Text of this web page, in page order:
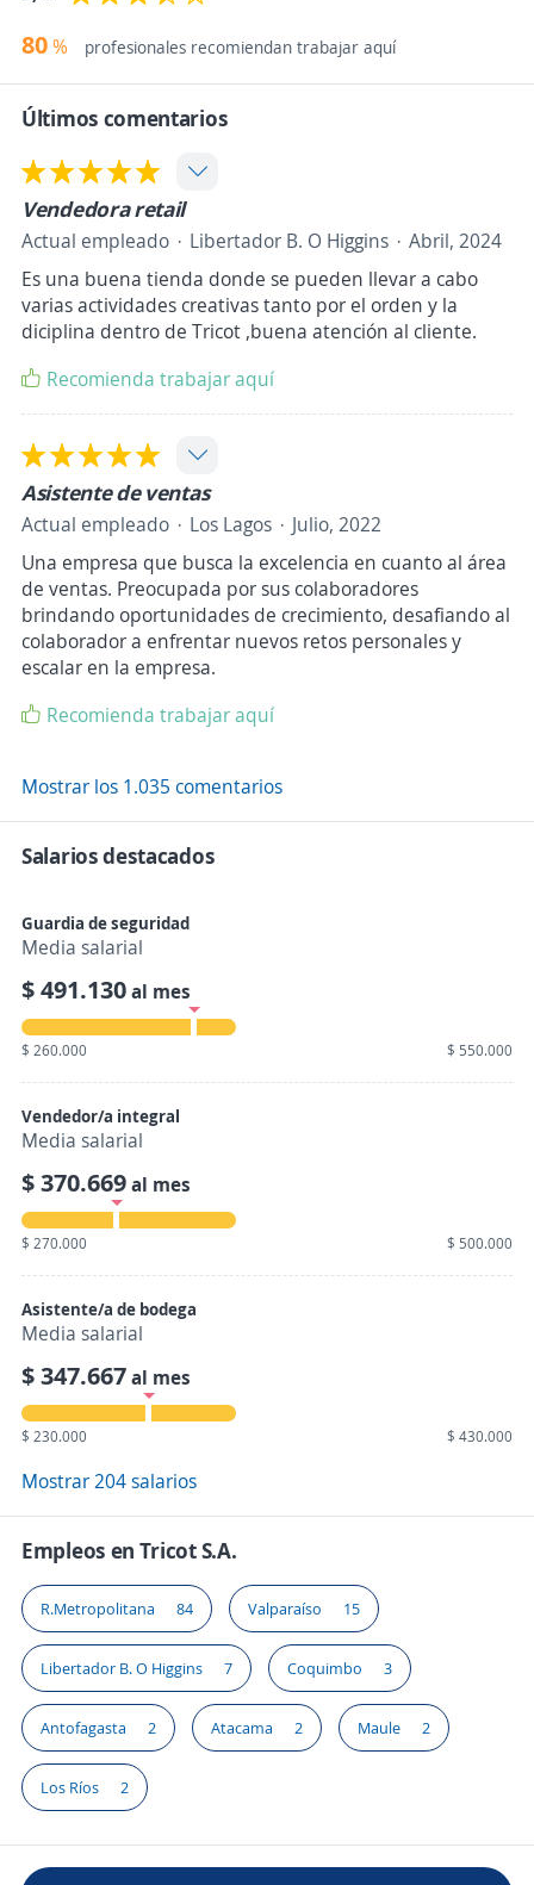
80% profesionales recomiendan trabajar aquí
Últimos comentarios
Vendedora retail
Actual empleado Libertador B. O Higgins
Abril, 2024
Es una buena tienda donde se pueden llevar a cabo
varias actividades creativas tanto por el orden y la
diciplina dentro de Tricot ,buena atención al cliente.
Recomienda trabajar aquí
Asistente de ventas
Actual empleado Los Lagos
Julio, 2022
Una empresa que busca la excelencia en cuanto al área
de ventas. Preocupada por sus colaboradores
brindando oportunidades de crecimiento, desafiando al
colaborador a enfrentar nuevos retos personales y
escalar en la empresa.
Recomienda trabajar aquí
Mostrar los 1.035 comentarios
Salarios destacados
Guardia de seguridad
Media salarial
$ 491.130al mes
$ 260.000 $ 550.000
Vendedor/a integral
Media salarial
$ 370.669al mes
$ 270.000 $ 500.000
Asistente/a de bodega
Media salarial
$ 347.667al mes
$ 230.000 $ 430.000
Mostrar 204 salarios
Empleos en Tricot S.A.
R.Metropolitana 84 Valparaíso 15
Libertador B. O Higgins 7 Coquimbo 3
Antofagasta 2 Atacama 2 Maule 2
Los Ríos 2